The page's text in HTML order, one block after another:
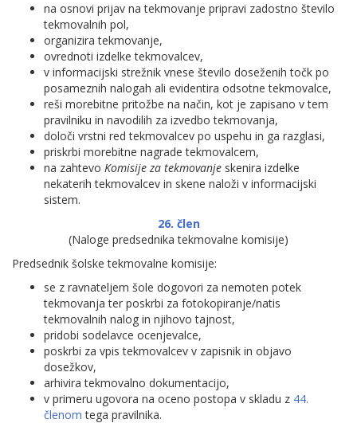
na osnovi prijav na tekmovanje pripravi zadostno število
tekmovalnih pol,
organizira tekmovanje,
ovrednoti izdelke tekmovalcev,
v informacijski strežnik vnese število doseženih točk po
posameznih nalogah ali evidentira odsotne tekmovalce,
reši morebitne pritožbe na način, kot je zapisano v tem
pravilniku in navodilih za izvedbo tekmovanja,
določi vrstni red tekmovalcev po uspehu in ga razglasi,
priskrbi morebitne nagrade tekmovalcem,
na zahtevo Komisije za tekmovanje skenira izdelke
nekaterih tekmovalcev in skene naloži v informacijski
sistem.
26. člen
(Naloge predsednika tekmovalne komisije)
Predsednik šolske tekmovalne komisije:
se z ravnateljem šole dogovori za nemoten potek
tekmovanja ter poskrbi za fotokopiranje/natis
tekmovalnih nalog in njihovo tajnost,
pridobi sodelavce ocenjevalce,
poskrbi za vpis tekmovalcev v zapisnik in objavo
dosežkov,
arhivira tekmovalno dokumentacijo,
v primeru ugovora na oceno postopa v skladu z 44.
členom tega pravilnika.